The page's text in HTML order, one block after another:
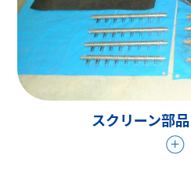
スクリーン部